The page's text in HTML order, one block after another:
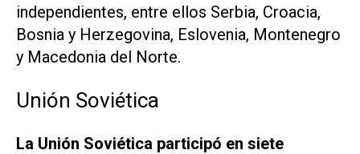
independientes, entre ellos Serbia, Croacia,
Bosnia y Herzegovina, Eslovenia, Montenegro
y Macedonia del Norte.
Unión Soviética
La Unión Soviética participó en siete